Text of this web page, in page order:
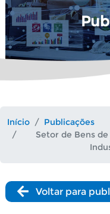
Início
Publicações
Setor de Bens
Voltar para